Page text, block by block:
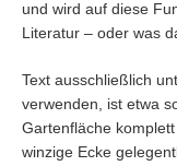
und wird auf diese
Literatur – oder was
Text ausschließlich
verwenden, ist etwa
Gartenfläche
winzige Ecke